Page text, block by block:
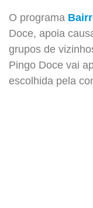
O programa
Doce, apoia
grupos de
Pingo Doce vai
escolhida pela